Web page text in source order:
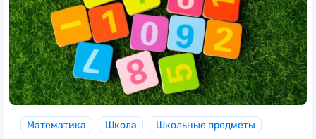
Математика Школа Школьные предметы